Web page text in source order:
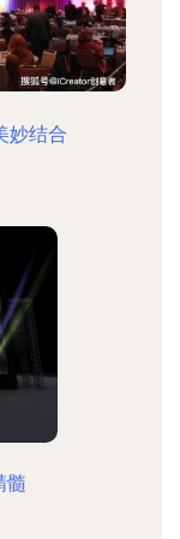
妙结合
髓